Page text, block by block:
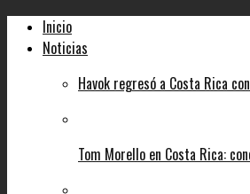
Inicio
Noticias
Havok regresó a Costa Rica
Tom Morello en Costa Rica: